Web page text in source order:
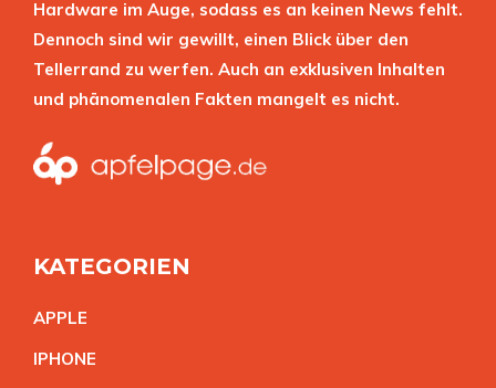
Hardware im Auge, sodass es an keinen News fehlt.
Dennoch sind wir gewillt, einen Blick über den
Tellerrand zu werfen. Auch an exklusiven Inhalten
und phänomenalen Fakten mangelt es nicht.
KATEGORIEN
APPLE
IPHONE